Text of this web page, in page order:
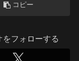
コピー
フォローする